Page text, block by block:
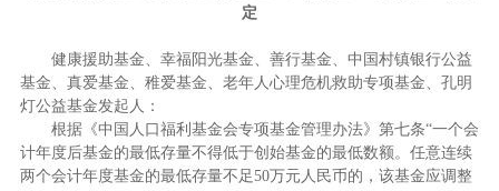
定
健康援助基金、幸福阳光基金、善行基金、中国村镇银行公益
基金、真爱基金、稚爱基金、老年人心理危机救助专项基金、孔明
灯公益基金发起人：
根据《中国人口福利基金会专项基金管理办法》第七条“一个会
计年度后基金的最低存量不得低于创始基金的最低数额。任意连续
两个会计年度基金的最低存量不足50万元人民币的，该基金应调整